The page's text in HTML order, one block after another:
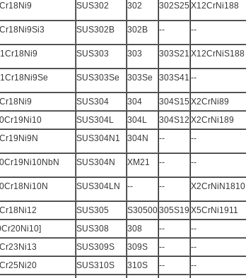
SUS302 302 302S25 X12CrNi188
SUS302B 302B -- --
SUS303 303 303S21 X12CrNiS188
SUS303Se 303Se 303S41 --
SUS304 304 304S15 X2CrNi89
SUS304L 304L 304S12 X2CrNi189
SUS304N1 304N -- --
SUS304N XM21 -- --
SUS304LN -- -- X2CrNiN1810
SUS305 S30500305S19 X5CrNi1911
SUS308 308 -- --
SUS309S 309S -- --
SUS310S 310S -- --